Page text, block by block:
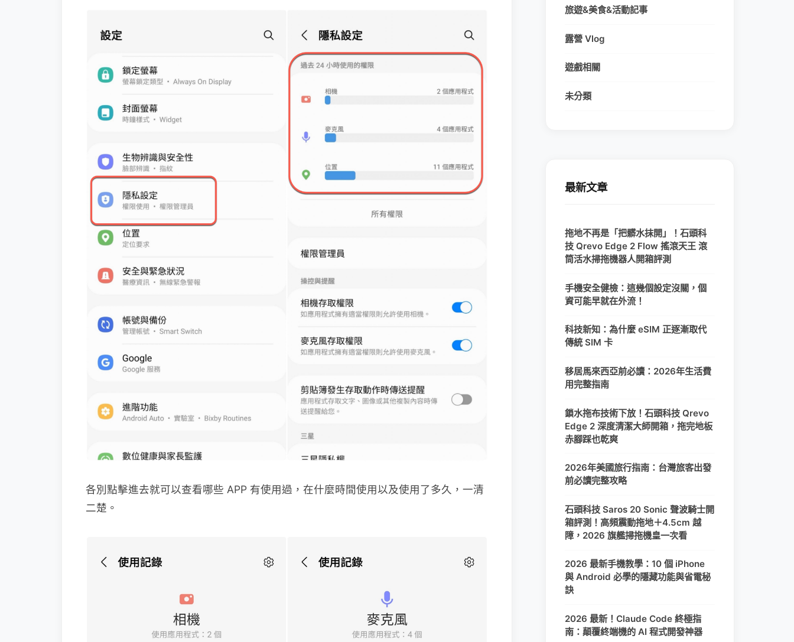
各別點擊進去就可以查看哪些 APP 有使用過，在什麼時間使用以及使用了多久，一清
二楚。
旅遊&美食&活動記事
露營 Vlog
遊戲相關
未分類
最新文章
拖地不再是「把髒水抹開」！石頭科
技 Qrevo Edge 2 Flow 搖滾天王 滾
筒活水掃拖機器人開箱評測
手機安全健檢：這幾個設定沒關，個
資可能早就在外流！
科技新知：為什麼 eSIM 正逐漸取代
傳統 SIM 卡
移居馬來西亞前必讀：2026年生活費
用完整指南
鎖水拖布技術下放！石頭科技 Qrevo
Edge 2 深度清潔大師開箱，拖完地板
赤腳踩也乾爽
2026年美國旅行指南：台灣旅客出發
前必讀完整攻略
石頭科技 Saros 20 Sonic 聲波騎士開
箱評測！高頻震動拖地＋4.5cm 越
障，2026 旗艦掃拖機皇一次看
2026 最新手機教學：10 個 iPhone
與 Android 必學的隱藏功能與省電秘
訣
2026 最新！Claude Code 終極指
南：顛覆終端機的 AI 程式開發神器